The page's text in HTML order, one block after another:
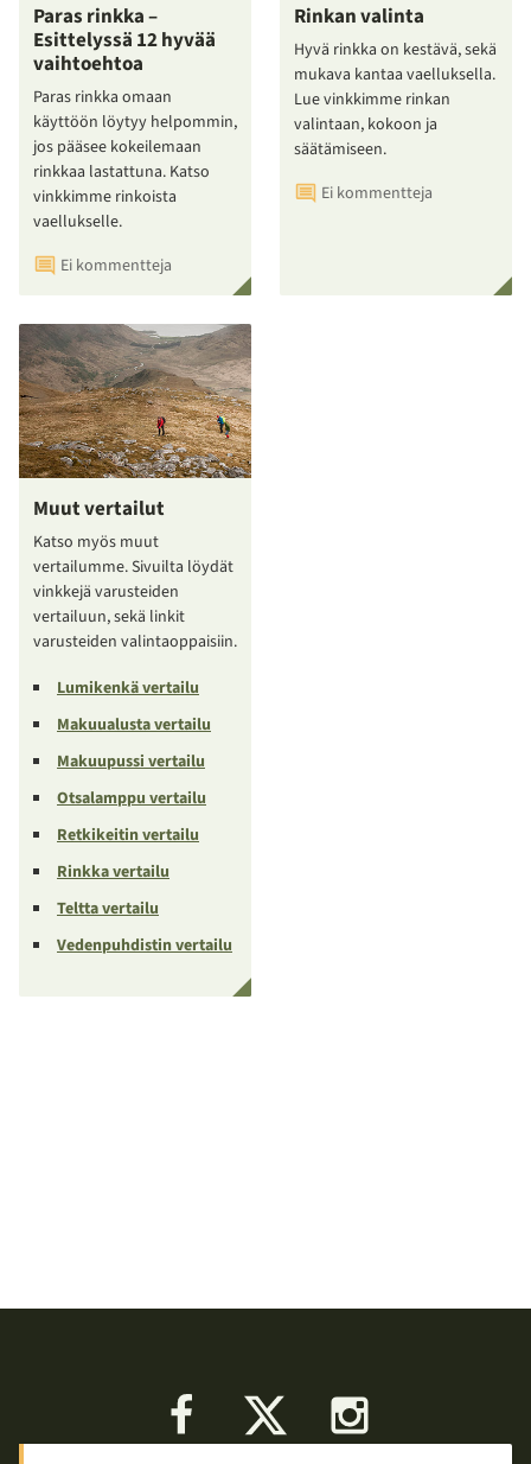
Paras rinkka –
Esittelyssä 12 hyvää
vaihtoehtoa
Paras rinkka omaan
käyttöön löytyy helpommin,
jos pääsee kokeilemaan
rinkkaa lastattuna. Katso
vinkkimme rinkoista
vaellukselle.
Ei kommentteja
Rinkan valinta
Hyvä rinkka on kestävä, sekä
mukava kantaa vaelluksella.
Lue vinkkimme rinkan
valintaan, kokoon ja
säätämiseen.
Ei kommentteja
Muut vertailut
Katso myös muut
vertailumme. Sivuilta löydät
vinkkejä varusteiden
vertailuun, sekä linkit
varusteiden valintaoppaisiin.
Lumikenkä vertailu
Makuualusta vertailu
Makuupussi vertailu
Otsalamppu vertailu
Retkikeitin vertailu
Rinkka vertailu
Teltta vertailu
Vedenpuhdistin vertailu
Facebook